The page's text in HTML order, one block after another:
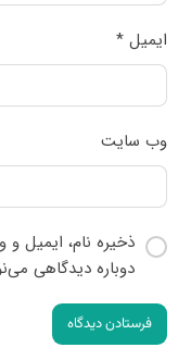
ایمیل*
وب‌ سایت
ذخیره نام، ایمیل
دوباره دیدگاهی